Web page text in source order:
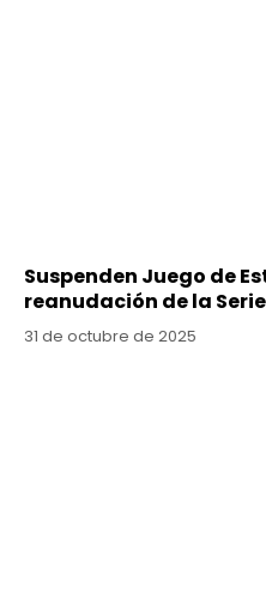
Suspenden Juego de
reanudación de la
31 de octubre de 2025